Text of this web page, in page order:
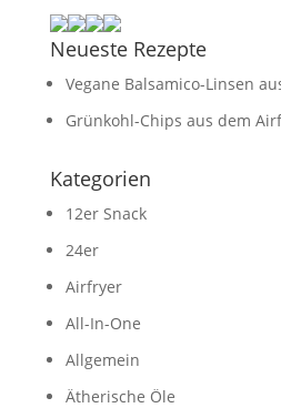
Neueste Rezepte
Vegane Balsamico-Linsen
Grünkohl-Chips aus dem
Kategorien
12er Snack
24er
Airfryer
All-In-One
Allgemein
Ätherische Öle